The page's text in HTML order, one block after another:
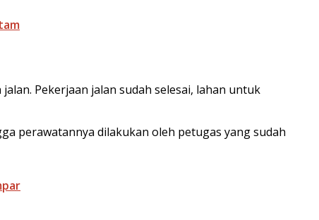
Pekerjaan jalan sudah selesai, lahan untuk
perawatannya dilakukan oleh petugas yang sudah